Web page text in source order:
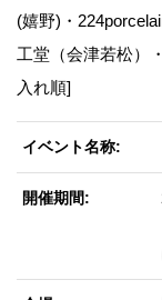
(嬉野)・
工堂（会津若松）・
入れ順]
イベント名称
開催期間